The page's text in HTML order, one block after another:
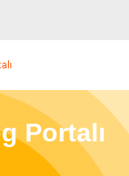
Portalı